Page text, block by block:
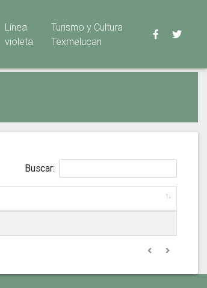
Línea
violeta
Turismo y Cultura
Texmelucan
Buscar: